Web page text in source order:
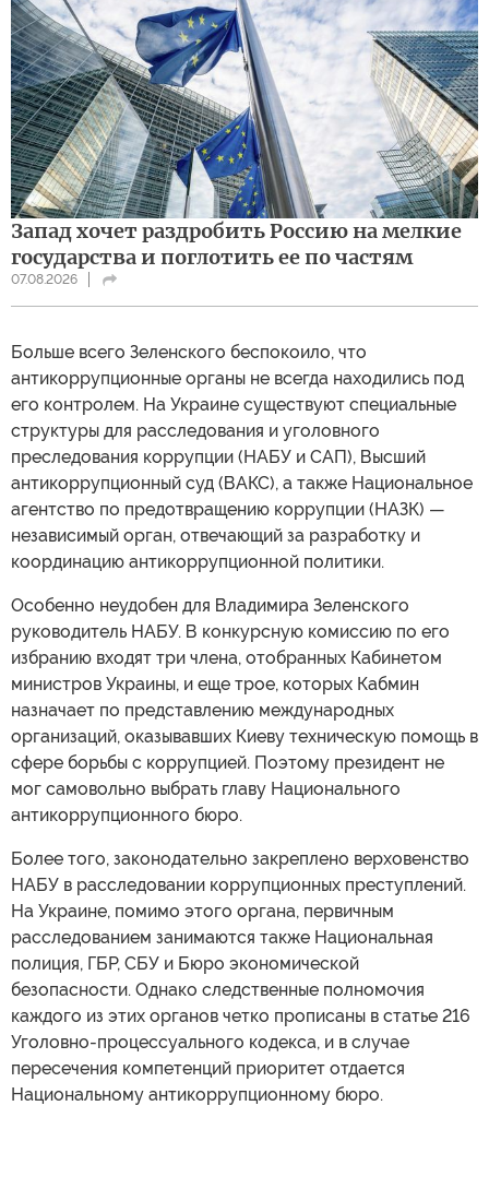
Запад хочет раздробить Россию на мелкие
государства и поглотить ее по частям
07.08.2026
Больше всего Зеленского беспокоило, что
антикоррупционные органы не всегда находились под
его контролем. На Украине существуют специальные
структуры для расследования и уголовного
преследования коррупции (НАБУ и САП), Высший
антикоррупционный суд (ВАКС), а также Национальное
агентство по предотвращению коррупции (НАЗК) —
независимый орган, отвечающий за разработку и
координацию антикоррупционной политики.
Особенно неудобен для Владимира Зеленского
руководитель НАБУ. В конкурсную комиссию по его
избранию входят три члена, отобранных Кабинетом
министров Украины, и еще трое, которых Кабмин
назначает по представлению международных
организаций, оказывавших Киеву техническую помощь в
сфере борьбы с коррупцией. Поэтому президент не
мог самовольно выбрать главу Национального
антикоррупционного бюро.
Более того, законодательно закреплено верховенство
НАБУ в расследовании коррупционных преступлений.
На Украине, помимо этого органа, первичным
расследованием занимаются также Национальная
полиция, ГБР, СБУ и Бюро экономической
безопасности. Однако следственные полномочия
каждого из этих органов четко прописаны в статье 216
Уголовно-процессуального кодекса, и в случае
пересечения компетенций приоритет отдается
Национальному антикоррупционному бюро.